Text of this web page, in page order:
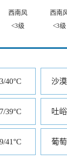
西南风
西南
<3级 <3级
40°C 沙
39°C 吐
41°C 葡